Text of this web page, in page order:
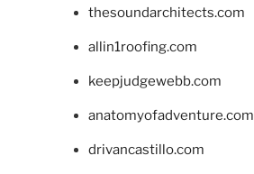
thesoundarchitects.com
allin1roofing.com
keepjudgewebb.com
anatomyofadventure.com
drivancastillo.com